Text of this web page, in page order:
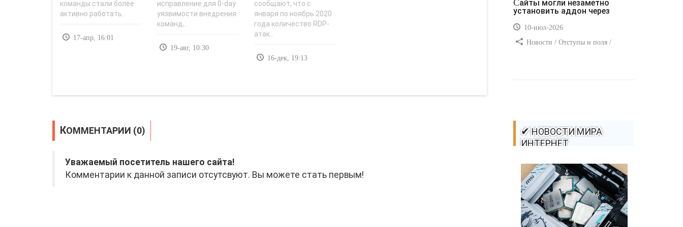
команды стали более
активно работать..
17-апр, 16:01
исправление для 0-day
уязвимости внедрения
команд,..
19-авг, 10:30
сообщают, что с
января по ноябрь 2020
года количество RDP-
атак..
16-дек, 19:13
КОММЕНТАРИИ (0)
Уважаемый посетитель нашего сайта!
Комментарии к данной записи отсутсвуют. Вы можете стать первым!
Сайты могли незаметно
установить аддон через
10-июл-2026
Новости / Отступы и поля /
✔ НОВОСТИ МИРА
ИНТЕРНЕТ